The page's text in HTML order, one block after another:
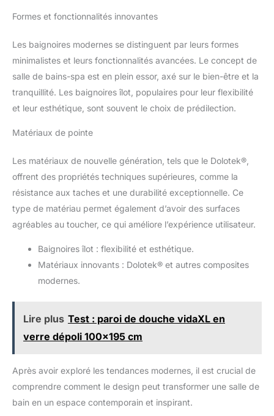
Formes et fonctionnalités innovantes
Les baignoires modernes se distinguent par leurs formes
minimalistes et leurs fonctionnalités avancées. Le concept de
salle de bains-spa est en plein essor, axé sur le bien-être et la
tranquillité. Les baignoires îlot, populaires pour leur flexibilité
et leur esthétique, sont souvent le choix de prédilection.
Matériaux de pointe
Les matériaux de nouvelle génération, tels que le Dolotek®,
offrent des propriétés techniques supérieures, comme la
résistance aux taches et une durabilité exceptionnelle. Ce
type de matériau permet également d’avoir des surfaces
agréables au toucher, ce qui améliore l’expérience utilisateur.
Baignoires îlot : flexibilité et esthétique.
Matériaux innovants : Dolotek® et autres composites
modernes.
Lire plus Test : paroi de douche vidaXL en
verre dépoli 100x195 cm
Après avoir exploré les tendances modernes, il est crucial de
comprendre comment le design peut transformer une salle de
bain en un espace contemporain et inspirant.